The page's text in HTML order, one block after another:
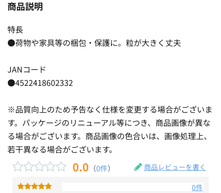
商品説明
特長
●荷物や家具等の梱包・保護に。粒が大きく丈夫
JANコード
●4522418602332
※品質向上のため予告なく仕様を変更する場合がございま
す。パッケージのリニューアル等につき、商品画像が異な
る場合がございます。商品画像の色合いは、画像処理上、
若干異なる場合がございます。
0.0 （0件） 商品レビューを書く
0件